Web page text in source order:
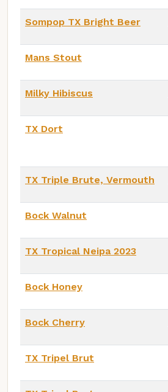
Sompop TX Bright Beer
Mans Stout
Milky Hibiscus
TX Dort
TX Triple Brute, Vermouth
Bock Walnut
TX Tropical Neipa 2023
Bock Honey
Bock Cherry
TX Tripel Brut